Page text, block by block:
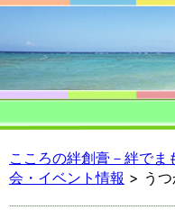
こころの絆創膏－絆でま
会・イベント情報 > う